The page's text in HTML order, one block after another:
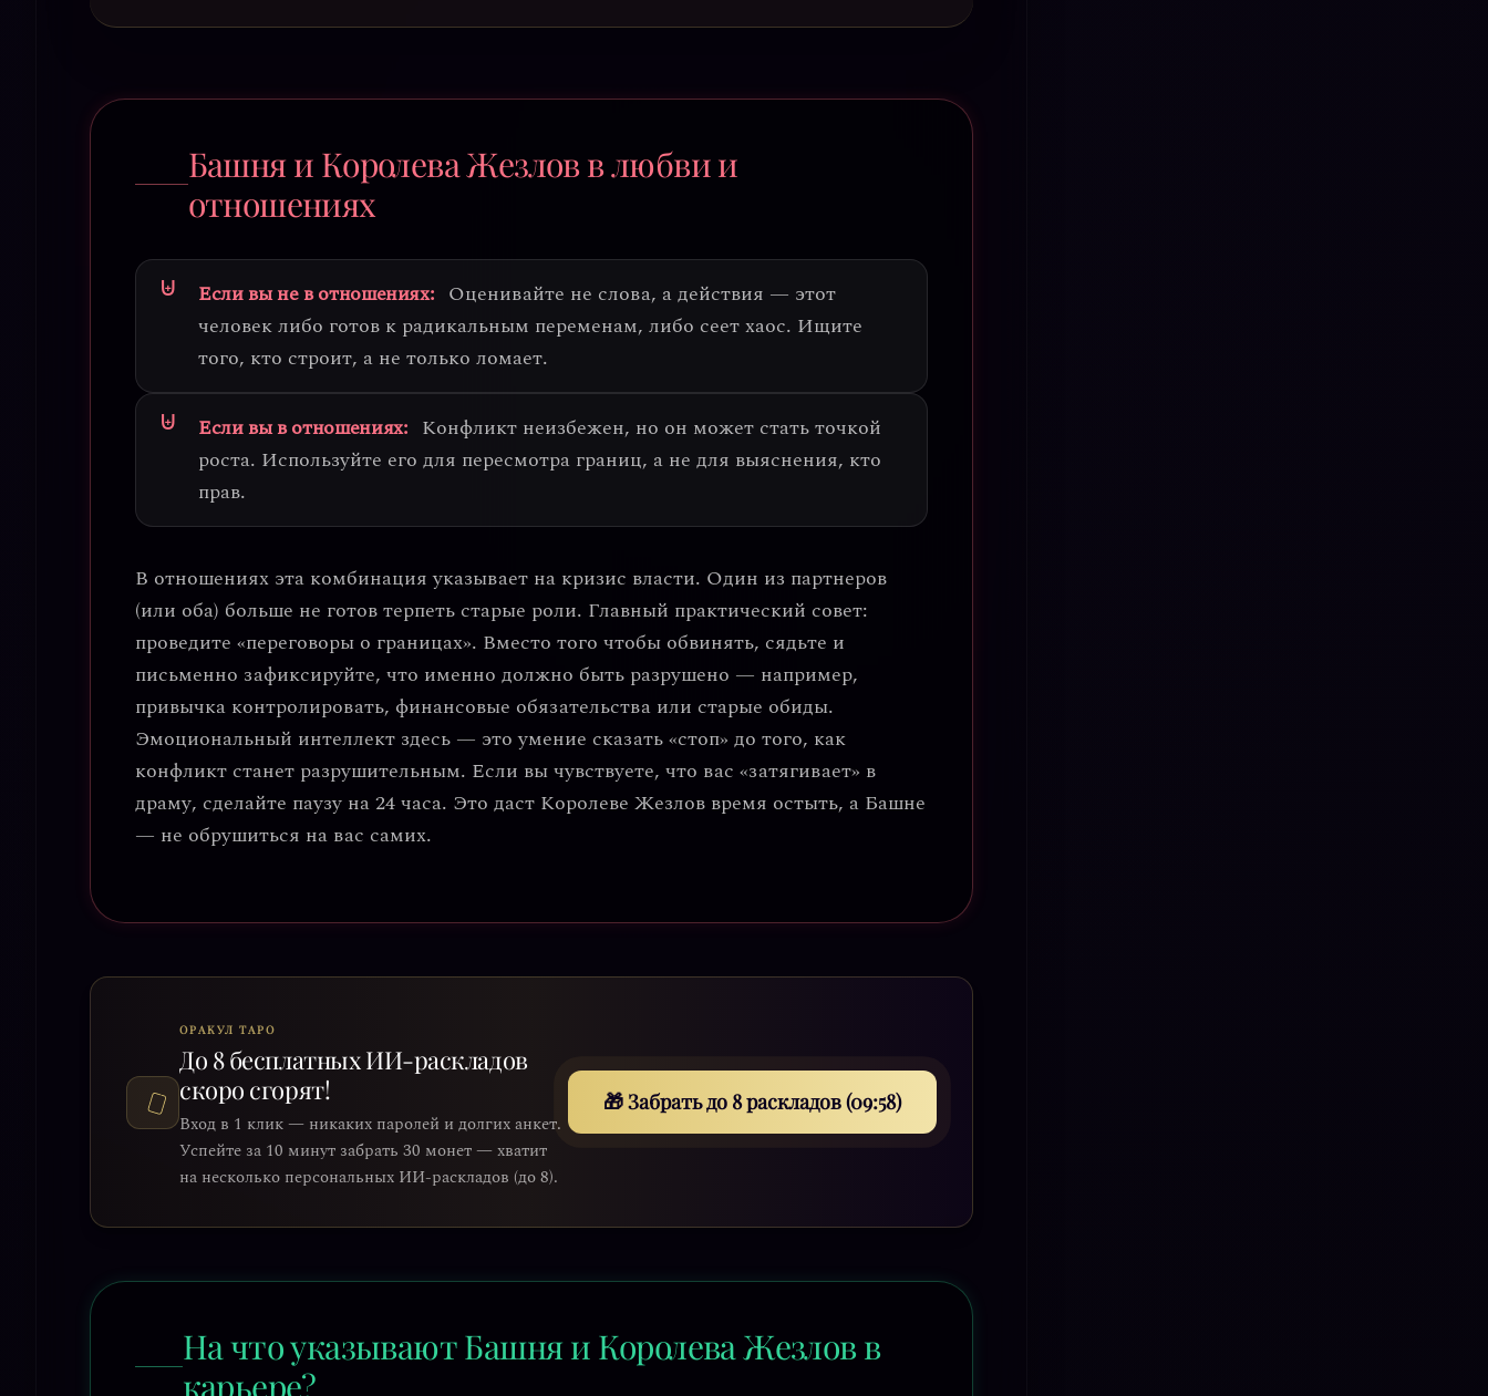
Башня и Королева Жезлов в любви и
отношениях
Если вы не в отношениях: Оценивайте не слова, а действия — этот
человек либо готов к радикальным переменам, либо сеет хаос. Ищите
того, кто строит, а не только ломает.
Если вы в отношениях: Конфликт неизбежен, но он может стать точкой
роста. Используйте его для пересмотра границ, а не для выяснения, кто
прав.
В отношениях эта комбинация указывает на кризис власти. Один из партнеров
(или оба) больше не готов терпеть старые роли. Главный практический совет:
проведите «переговоры о границах». Вместо того чтобы обвинять, сядьте и
письменно зафиксируйте, что именно должно быть разрушено — например,
привычка контролировать, финансовые обязательства или старые обиды.
Эмоциональный интеллект здесь — это умение сказать «стоп» до того, как
конфликт станет разрушительным. Если вы чувствуете, что вас «затягивает» в
драму, сделайте паузу на 24 часа. Это даст Королеве Жезлов время остыть, а Башне
— не обрушиться на вас самих.
ОРАКУЛ ТАРО
До 8 бесплатных ИИ-раскладов
скоро сгорят!
Вход в 1 клик — никаких паролей и долгих анкет.
Успейте за 10 минут забрать 30 монет — хватит
на несколько персональных ИИ-раскладов (до 8).
🎁 Забрать до 8 раскладов (09:56)
На что указывают Башня и Королева Жезлов в
карьере?